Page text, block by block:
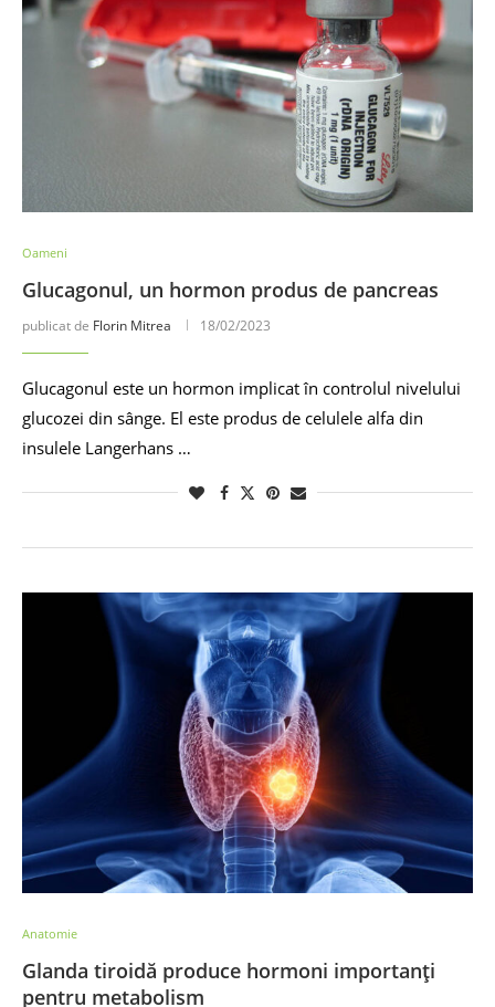
Oameni
Glucagonul, un hormon produs de pancreas
publicat de Florin Mitrea 18/02/2023
Glucagonul este un hormon implicat în controlul nivelului
glucozei din sânge. El este produs de celulele alfa din
insulele Langerhans …
Anatomie
Glanda tiroidă produce hormoni importanți
pentru metabolism